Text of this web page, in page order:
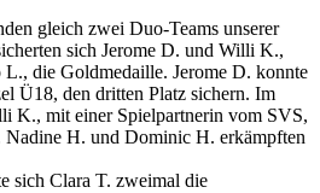
gleich zwei Duo-Teams unserer
sich Jerome D. und Willi K.,
die Goldmedaille. Jerome D. konnte
Ü18, den dritten Platz sichern. Im
K., mit einer Spielpartnerin vom SVS,
Nadine H. und Dominic H. erkämpften
sich Clara T. zweimal die